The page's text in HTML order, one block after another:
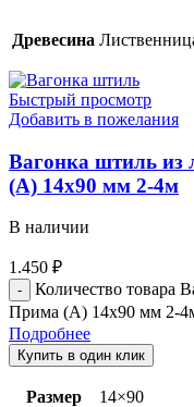
Древесина
Быстрый просмотр
Добавить в пожелания
Вагонка штиль из
(А) 14х90 мм 2-4м
В наличии
1.450 ₽
Количество товара
Прима (А) 14х90 мм 2-
Подробнее
Купить в один клик
Размер 14×90